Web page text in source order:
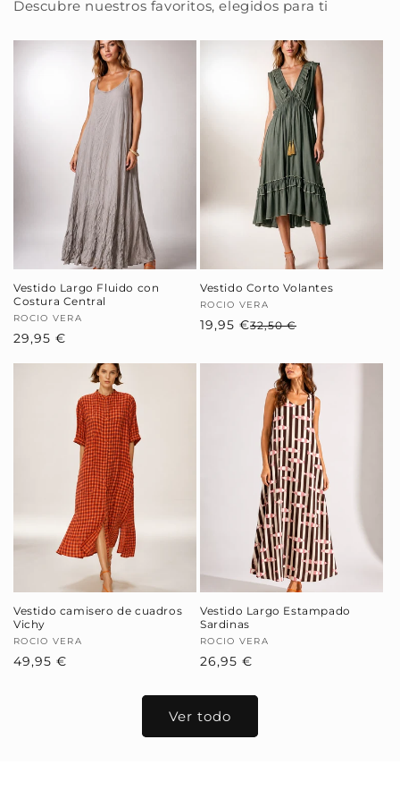
Descubre nuestros favoritos, elegidos para ti
Vestido Largo Fluido con
Costura Central
Proveedor:
ROCIO VERA
Precio
29,95 €
Vestido Corto Volantes
Proveedor:
ROCIO VERA
32,50 €
oferta
19,95 €
Vestido camisero de cuadros
Vichy
Proveedor:
ROCIO VERA
Precio
49,95 €
Vestido Largo Estampado
Sardinas
Proveedor:
ROCIO VERA
Precio
26,95 €
Ver todo